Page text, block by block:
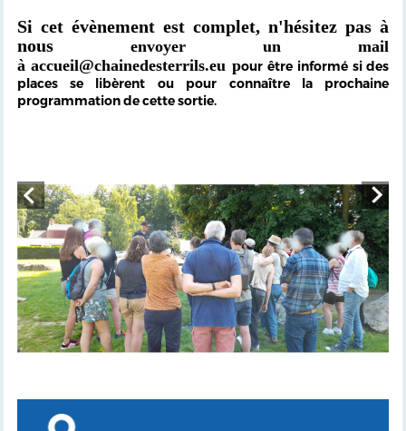
Si cet évènement est complet, n'hésitez pas à
nous envoyer un mail
à accueil@chainedesterrils.eu pour être informé si des
places se libèrent ou pour connaître la prochaine
programmation de cette sortie.